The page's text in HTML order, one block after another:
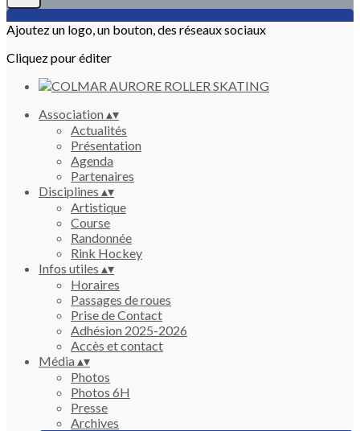
Ajoutez un logo, un bouton, des réseaux sociaux
Cliquez pour éditer
Association▴▾
Actualités
Présentation
Agenda
Partenaires
Disciplines ▴▾
Artistique
Course
Randonnée
Rink Hockey
Infos utiles ▴▾
Horaires
Passages de roues
Prise de Contact
Adhésion 2025-2026
Accès et contact
Média▴▾
Photos
Photos 6H
Presse
Archives